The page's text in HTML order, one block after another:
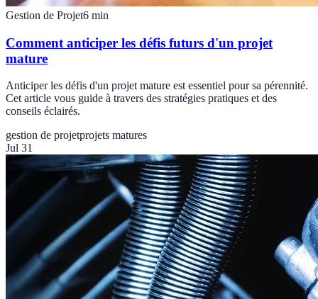
Gestion de Projet6 min
Comment anticiper les défis futurs d'un projet
mature
Anticiper les défis d'un projet mature est essentiel pour sa pérennité.
Cet article vous guide à travers des stratégies pratiques et des
conseils éclairés.
gestion de projetprojets matures
Jul 31